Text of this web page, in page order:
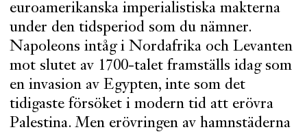
euroamerikanska imperialistiska makterna
under den tidsperiod som du nämner.
Napoleons intåg i Nordafrika och Levanten
mot slutet av 1700-talet framställs idag som
en invasion av Egypten, inte som det
tidigaste försöket i modern tid att erövra
Palestina. Men erövringen av hamnstäderna